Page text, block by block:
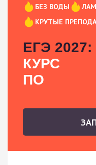
БЕЗ ВОДЫ
КРУТЫЕ
ЕГЭ 2027:
КУРС
ПО